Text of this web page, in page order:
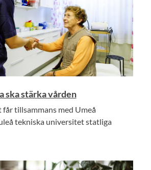
ska stärka vården
tillsammans med Umeå
tekniska universitet statliga